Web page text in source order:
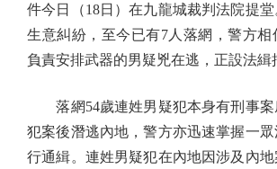
件今日（18日）在九龍城裁判法院提
生意糾紛，至今已有7人落網，警方相
負責安排武器的男疑兇在逃，正設法緝
落網54歲連姓男疑犯本身有刑事案
犯案後潛逃內地，警方亦迅速掌握一
行通緝。連姓男疑犯在內地因涉及內